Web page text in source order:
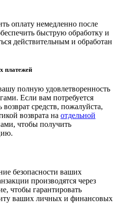
оплату немедленно после
быструю обработку и
действительным и обработан
платежей
полную удовлетворенность
Если вам потребуется
средств, пожалуйста,
возврата на отдельной
чтобы получить
безопасности ваших
производятся через
чтобы гарантировать
ваших личных и финансовых